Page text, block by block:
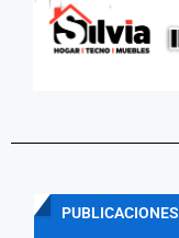
PUBLICACIONES